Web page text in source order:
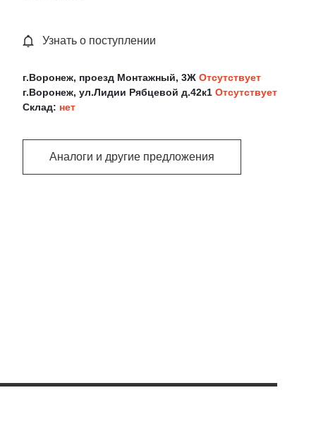
Узнать о поступлении
г.Воронеж, проезд Монтажный, 3Ж Отсутствует
г.Воронеж, ул.Лидии Рябцевой д.42к1 Отсутствует
Склад: нет
Аналоги и другие предложения